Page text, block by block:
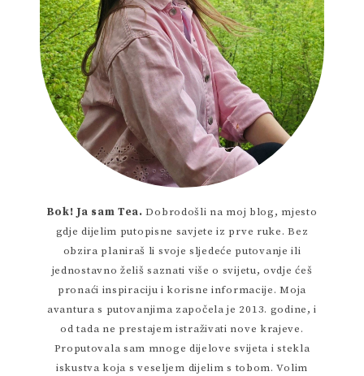
Bok! Ja sam Tea.Dobrodošli na moj blog, mjesto
gdje dijelim putopisne savjete iz prve ruke. Bez
obzira planiraš li svoje sljedeće putovanje ili
jednostavno želiš saznati više o svijetu, ovdje ćeš
pronaći inspiraciju i korisne informacije. Moja
avantura s putovanjima započela je 2013. godine, i
od tada ne prestajem istraživati nove krajeve.
Proputovala sam mnoge dijelove svijeta i stekla
iskustva koja s veseljem dijelim s tobom. Volim